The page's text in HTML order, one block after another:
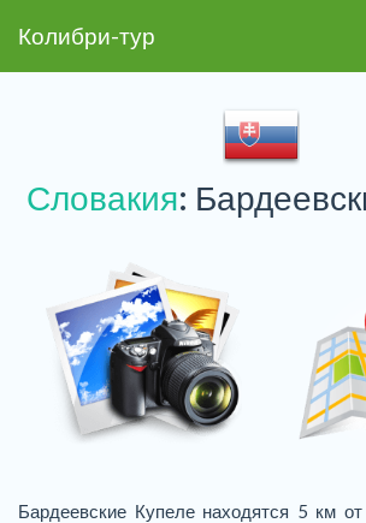
Колибри-тур
Словакия:
Бардеевские Купеле находятся 5 км